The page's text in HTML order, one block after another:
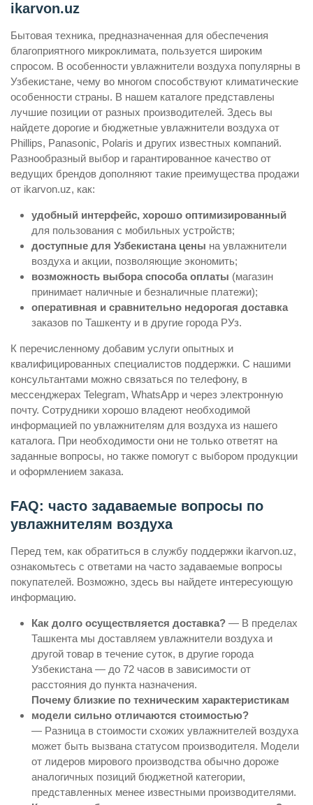
ikarvon.uz
Бытовая техника, предназначенная для обеспечения
благоприятного микроклимата, пользуется широким
спросом. В особенности увлажнители воздуха популярны в
Узбекистане, чему во многом способствуют климатические
особенности страны. В нашем каталоге представлены
лучшие позиции от разных производителей. Здесь вы
найдете дорогие и бюджетные увлажнители воздуха от
Phillips, Panasonic, Polaris и других известных компаний.
Разнообразный выбор и гарантированное качество от
ведущих брендов дополняют такие преимущества продажи
от ikarvon.uz, как:
удобный интерфейс, хорошо оптимизированный
для пользования с мобильных устройств;
доступные для Узбекистана цены на увлажнители
воздуха и акции, позволяющие экономить;
возможность выбора способа оплаты (магазин
принимает наличные и безналичные платежи);
оперативная и сравнительно недорогая доставка
заказов по Ташкенту и в другие города РУз.
К перечисленному добавим услуги опытных и
квалифицированных специалистов поддержки. С нашими
консультантами можно связаться по телефону, в
мессенджерах Telegram, WhatsApp и через электронную
почту. Сотрудники хорошо владеют необходимой
информацией по увлажнителям для воздуха из нашего
каталога. При необходимости они не только ответят на
заданные вопросы, но также помогут с выбором продукции
и оформлением заказа.
FAQ: часто задаваемые вопросы по
увлажнителям воздуха
Перед тем, как обратиться в службу поддержки ikarvon.uz,
ознакомьтесь с ответами на часто задаваемые вопросы
покупателей. Возможно, здесь вы найдете интересующую
информацию.
Как долго осуществляется доставка? — В пределах
Ташкента мы доставляем увлажнители воздуха и
другой товар в течение суток, в другие города
Узбекистана — до 72 часов в зависимости от
расстояния до пункта назначения.
Почему близкие по техническим характеристикам
модели сильно отличаются стоимостью?
— Разница в стоимости схожих увлажнителей воздуха
может быть вызвана статусом производителя. Модели
от лидеров мирового производства обычно дороже
аналогичных позиций бюджетной категории,
представленных менее известными производителями.